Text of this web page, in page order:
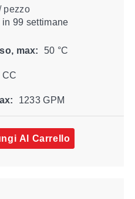
pezzo
in 99 settimane
max: 50 °C
CC
1233 GPM
Al Carrello